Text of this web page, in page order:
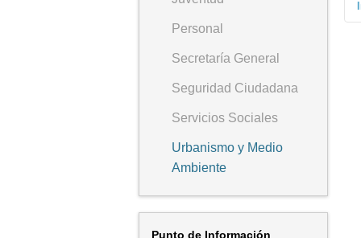
Personal
Secretaría General
Seguridad Ciudadana
Servicios Sociales
Urbanismo y Medio
Ambiente
Punto de Información
*